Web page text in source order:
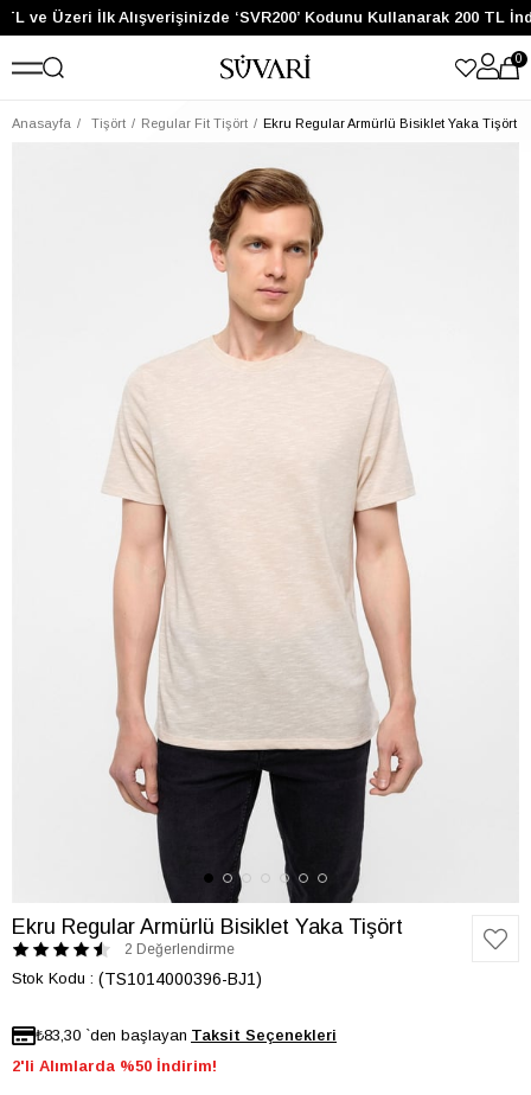
ve Üzeri İlk Alışverişinizde ‘SVR200’ Kodunu Kullanarak 200 TL
0
Anasayfa Tişört Regular Fit Tişört Ekru Regular Armürlü Bisiklet Yaka Tişört
Ekru Regular Armürlü Bisiklet Yaka Tişört
2 Değerlendirme
Stok Kodu (TS1014000396-BJ1)
₺83,30 `den başlayan
2'li Alımlarda %50 İndirim!